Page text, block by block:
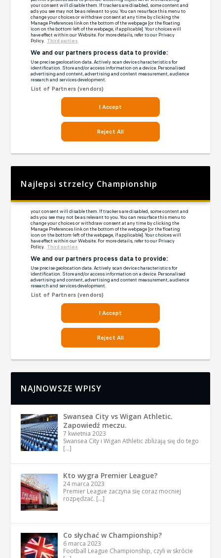
Najlepsi strzelcy Championship
NAJNOWSZE WPISY
Swansea City vs Wigan Athletic.
Zapowiedź meczu.
7 kwietnia 2023
Swansea City i Wigan Athletic zbliżają się do tego
[…]
Kto wygra Premier League?
24 marca 2023
Premier League zaczyna się coraz mocniej
rozpędzać. […]
Co słychać w Championship?
6 marca 2023
Football League Championship, czyli w skrócie